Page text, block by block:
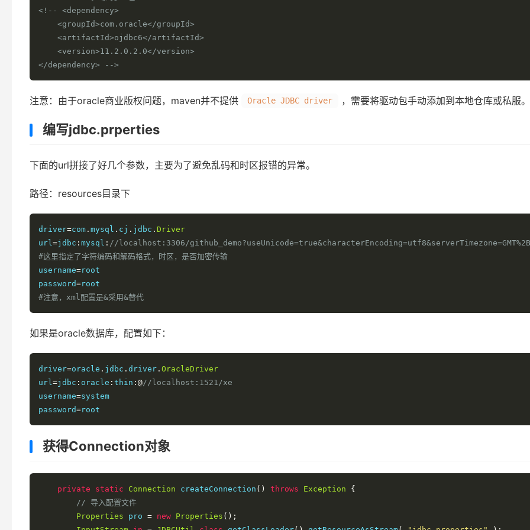
<!-- <dependency>
    <groupId>com.oracle</groupId>
    <artifactId>ojdbc6</artifactId>
    <version>11.2.0.2.0</version>
</dependency> -->
注意：由于oracle商业版权问题，maven并不提供 Oracle JDBC driver ，需要将驱动包手动添加到本地仓库或私服。
编写jdbc.prperties
下面的url拼接了好几个参数，主要为了避免乱码和时区报错的异常。
路径：resources目录下
driver=com . mysql . cj . jdbc . Driver
url=jdbc : mysql : //localhost:3306/
#这里指定了字符编码和解码格式，时区，是否加密传输
username=root
password=
#注意，xml配置是&采用&替代
如果是oracle数据库，配置如下：
driver=oracle . jdbc . driver . OracleDriver
url=jdbc : oracle : thin :@//localhost:1521/xe
username=system
password=
获得Connection对象
private static Connection createConnection () throws Exception
{
// 导入配置文件
Properties pro = new Properties ();